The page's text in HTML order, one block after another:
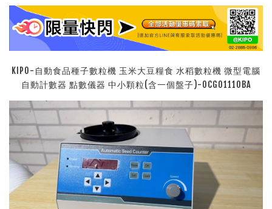
KIPO-自動食品種子數粒機 玉米大豆糧食 水稻數粒機 微型電腦
自動計數器 點數儀器 中小顆粒(含一個盤子)-OCG01110BA